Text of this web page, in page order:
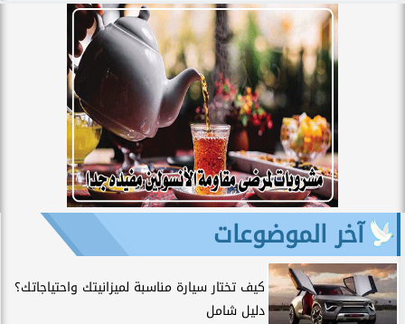
آخر الموضوعات
كيف تختار سيارة مناسبة لميزانيتك واحتياجاتك؟
دليل شامل